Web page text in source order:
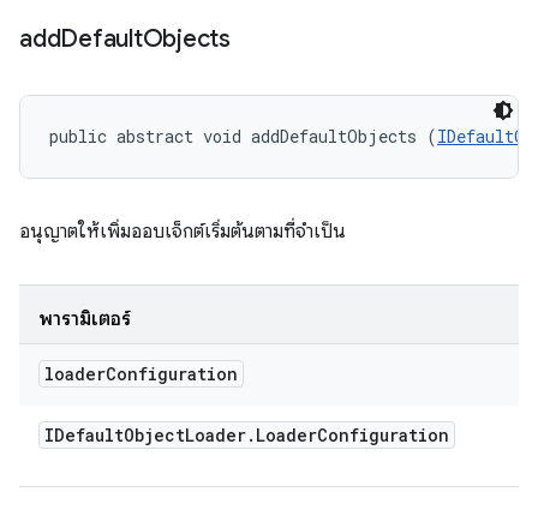
addDefaultObjects
public abstract void addDefaultObjects (
อนุญาตให้เพิ่มออบเจ็กต์เริ่มต้นตามที่จำเป็น
พารามิเตอร์
loaderConfiguration
IDefaultObjectLoader. LoaderConfiguration